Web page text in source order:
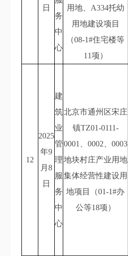
日
务
中
心
用地、A334托幼
用地建设项目
（08-1#住宅楼等
11项）
12
2025
年9
月8
日
建
筑
业
管
理
服
务
中
心
北京市通州区宋庄
镇TZ01-0111-
0001、0002、0003
地块村庄产业用地
集体经营性建设用
地项目（01-1#办
公等18项）